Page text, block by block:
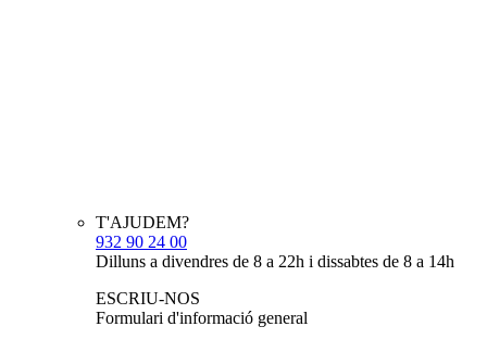
T'AJUDEM?
932 90 24 00
Dilluns a divendres de 8 a 22h i dissabtes de 8 a 14h
ESCRIU-NOS
Formulari d'informació general